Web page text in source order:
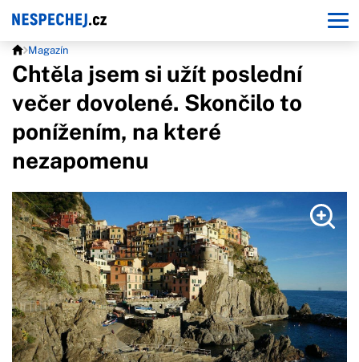
Magazín
Chtěla jsem si užít poslední
večer dovolené. Skončilo to
ponížením, na které
nezapomenu